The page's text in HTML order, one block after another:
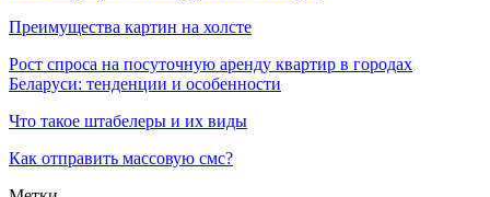
Преимущества картин на холсте
Рост спроса на посуточную аренду квартир в городах
Беларуси: тенденции и особенности
Что такое штабелеры и их виды
Как отправить массовую смс?